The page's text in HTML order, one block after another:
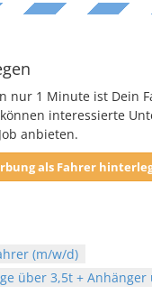
nur 1 Minute ist Dein
interessierte
anbieten.
Bewerbung als Fahrer
(m/w/d)
über 3,5t +